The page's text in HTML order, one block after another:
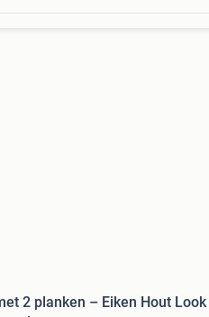
2 planken – Eiken Hout Look